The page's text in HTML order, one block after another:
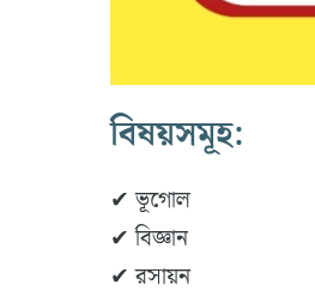
বিষয়সমূহ:
✔ ভূগোল
✔ বিজ্ঞান
✔ রসায়ন